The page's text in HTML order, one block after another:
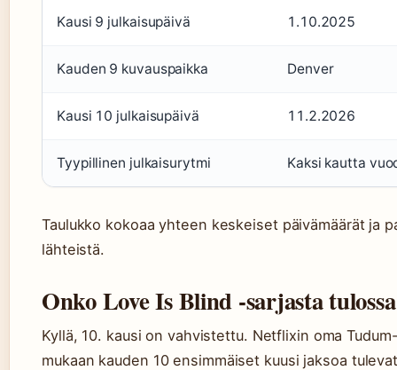
Kausi 9 julkaisupäivä 1.10.2025
Kauden 9 kuvauspaikka Denver
Kausi 10 julkaisupäivä 11.2.2026
Tyypillinen julkaisurytmi Kaksi kautta
Taulukko kokoaa yhteen keskeiset päivämäärät ja
lähteistä.
Onko Love Is Blind -sarjasta
Kyllä, 10. kausi on vahvistettu. Netflixin oma
mukaan kauden 10 ensimmäiset kuusi jaksoa